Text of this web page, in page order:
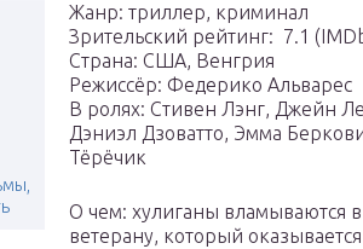
Жанр: триллер, криминал
Зрительский рейтинг: ️ 7.1
Страна: США, Венгрия
Режиссёр: Федерико Альварес
В ролях: Стивен Лэнг, Джейн
Дэниэл Дзоватто, Эмма
Тёрёчик
О чем: хулиганы вламываются
ветерану, который